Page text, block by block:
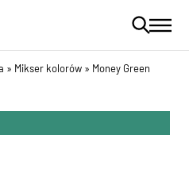
» Mikser kolorów » Money Green